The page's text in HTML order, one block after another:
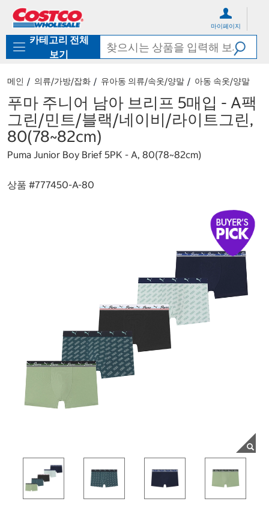
로
기
가
마이페이지
카테고리 전체
보기
메인 의류/가방/잡화 유아동 의류/속옷/양말 아동 속옷/양말
푸마 주니어 남아 브리프 5매입 - A팩
그린/민트/블랙/네이비/라이트그린,
80(78~82cm)
Puma Junior Boy Brief 5PK - A, 80(78~82cm)
상품 #777450-A-80